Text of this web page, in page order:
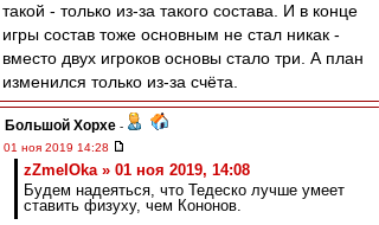
такой - только из-за такого состава. И в конце
игры состав тоже основным не стал никак -
вместо двух игроков основы стало три. А план
изменился только из-за счёта.
Большой Хорхе -
01 ноя 2019 14:28
zZmeIOka » 01 ноя 2019, 14:08
Будем надеяться, что Тедеско лучше умеет
ставить физуху, чем Кононов.